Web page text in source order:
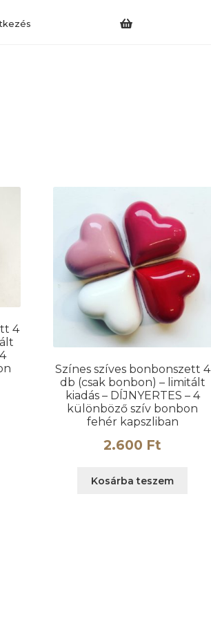
4
Színes szíves bonbonszett 4
db (csak bonbon) – limitált
kiadás – DÍJNYERTES – 4
különböző szív bonbon
fehér kapszliban
2.600 Ft
Kosárba teszem